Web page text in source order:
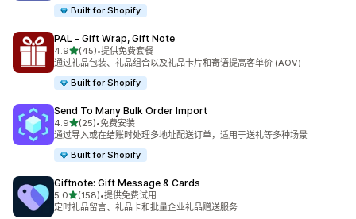
Built for Shopify
PAL ‑ Gift Wrap, Gift Note
4.9星（满分 5 星）
(45)
总共 45 条评论
•提供免费套餐
通过礼品包装、礼品组合以及礼品卡片和寄语提高客单价 (AOV)
Built for Shopify
Send To Many Bulk Order Import
4.9星（满分 5 星）
(25)
总共 25 条评论
•免费安装
通过导入或在结账时处理多地址配送订单，适用于送礼等多种场景
Built for Shopify
Giftnote: Gift Message & Cards
5.0星（满分 5 星）
(158)
总共 158 条评论
•提供免费试用
定时礼品留言、礼品卡和批量企业礼品赠送服务